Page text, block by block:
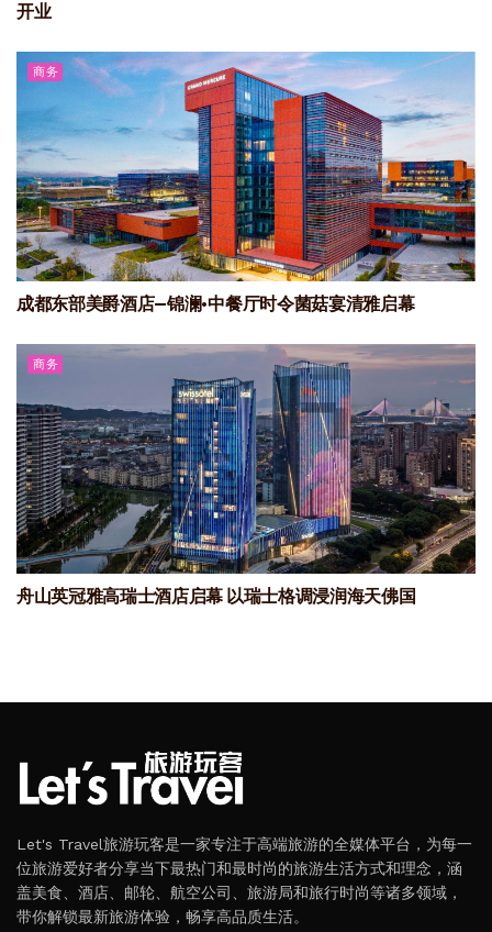
开业
商务
成都东部美爵酒店—锦澜·中餐厅时令菌菇宴清雅启幕
商务
舟山英冠雅高瑞士酒店启幕 以瑞士格调浸润海天佛国
Let's Travel旅游玩客是一家专注于高端旅游的全媒体平台，为每一
位旅游爱好者分享当下最热门和最时尚的旅游生活方式和理念，涵
盖美食、酒店、邮轮、航空公司、旅游局和旅行时尚等诸多领域，
带你解锁最新旅游体验，畅享高品质生活。